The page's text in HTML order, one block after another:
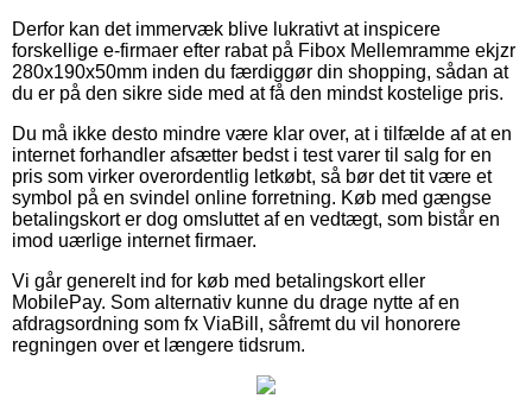
Derfor kan det immervæk blive lukrativt at inspicere
forskellige e-firmaer efter rabat på Fibox Mellemramme ekjzr
280x190x50mm inden du færdiggør din shopping, sådan at
du er på den sikre side med at få den mindst kostelige pris.
Du må ikke desto mindre være klar over, at i tilfælde af at en
internet forhandler afsætter bedst i test varer til salg for en
pris som virker overordentlig letkøbt, så bør det tit være et
symbol på en svindel online forretning. Køb med gængse
betalingskort er dog omsluttet af en vedtægt, som bistår en
imod uærlige internet firmaer.
Vi går generelt ind for køb med betalingskort eller
MobilePay. Som alternativ kunne du drage nytte af en
afdragsordning som fx ViaBill, såfremt du vil honorere
regningen over et længere tidsrum.